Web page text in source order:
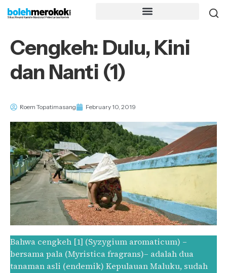
Cengkeh: Dulu, Kini
dan Nanti (1)
Roem Topatimasang February 10, 2019
Bahwa cengkeh [1] (Syzygium aromaticum) –
bersama pala (Myristica fragrans)– adalah dua
tanaman asli (endemik) Kepulauan Maluku, sudah